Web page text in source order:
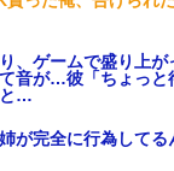
、ゲームで盛り上が
音が…彼「ちょっ
と…
が完全に行為してる